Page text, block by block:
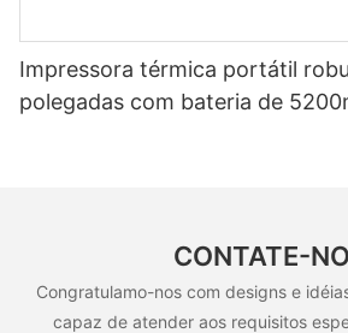
Impressora térmica portátil
polegadas com bateria de
CONTATE-
Congratulamo-nos com designs e
capaz de atender aos requisitos